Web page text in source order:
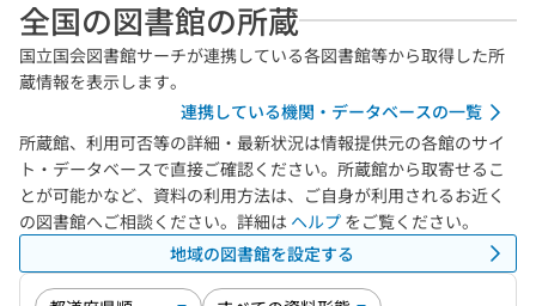
全国の図書館の所蔵
国立国会図書館サーチが連携している各図書館等から取得した所
蔵情報を表示します。
連携している機関・データベースの一覧
所蔵館、利用可否等の詳細・最新状況は情報提供元の各館のサイ
ト・データベースで直接ご確認ください。所蔵館から取寄せるこ
とが可能かなど、資料の利用方法は、ご自身が利用されるお近く
の図書館へご相談ください。詳細は ヘルプ をご覧ください。
地域の図書館を設定する